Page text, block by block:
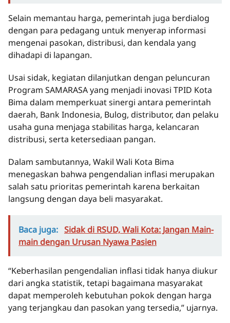
Selain memantau harga, pemerintah juga berdialog
dengan para pedagang untuk menyerap informasi
mengenai pasokan, distribusi, dan kendala yang
dihadapi di lapangan.
Usai sidak, kegiatan dilanjutkan dengan peluncuran
Program SAMARASA yang menjadi inovasi TPID Kota
Bima dalam memperkuat sinergi antara pemerintah
daerah, Bank Indonesia, Bulog, distributor, dan pelaku
usaha guna menjaga stabilitas harga, kelancaran
distribusi, serta ketersediaan pangan.
Dalam sambutannya, Wakil Wali Kota Bima
menegaskan bahwa pengendalian inflasi merupakan
salah satu prioritas pemerintah karena berkaitan
langsung dengan daya beli masyarakat.
Baca juga: Sidak di RSUD, Wali Kota: Jangan Main-
main dengan Urusan Nyawa Pasien
“Keberhasilan pengendalian inflasi tidak hanya diukur
dari angka statistik, tetapi bagaimana masyarakat
dapat memperoleh kebutuhan pokok dengan harga
yang terjangkau dan pasokan yang tersedia,” ujarnya.